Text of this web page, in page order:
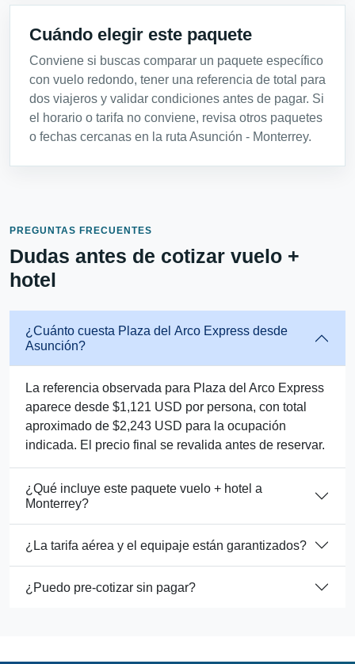
Cuándo elegir este paquete
Conviene si buscas comparar un paquete específico
con vuelo redondo, tener una referencia de total para
dos viajeros y validar condiciones antes de pagar. Si
el horario o tarifa no conviene, revisa otros paquetes
o fechas cercanas en la ruta Asunción - Monterrey.
PREGUNTAS FRECUENTES
Dudas antes de cotizar vuelo +
hotel
¿Cuánto cuesta Plaza del Arco Express desde
Asunción?
La referencia observada para Plaza del Arco Express
aparece desde $1,121 USD por persona, con total
aproximado de $2,243 USD para la ocupación
indicada. El precio final se revalida antes de reservar.
¿Qué incluye este paquete vuelo + hotel a
Monterrey?
¿La tarifa aérea y el equipaje están garantizados?
¿Puedo pre-cotizar sin pagar?